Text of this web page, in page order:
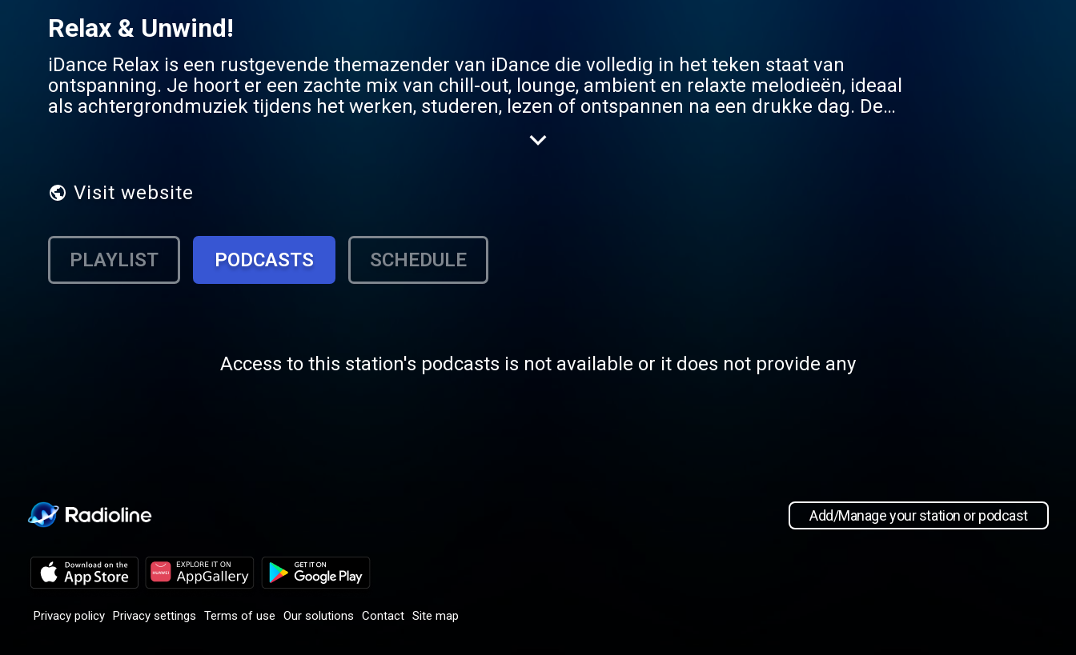
Relax & Unwind!
iDance Relax is een rustgevende themazender van iDance die volledig in het teken staat van
ontspanning. Je hoort er een zachte mix van chill-out, lounge, ambient en relaxte melodieën, ideaal
als achtergrondmuziek tijdens het werken, studeren, lezen of ontspannen na een drukke dag. De
Visit website
PLAYLIST PODCASTS SCHEDULE
Access to this station's podcasts is not available or it does not provide any
Add/Manage your station or podcast
Privacy policy Privacy settings Terms of use Our solutions Contact Site map